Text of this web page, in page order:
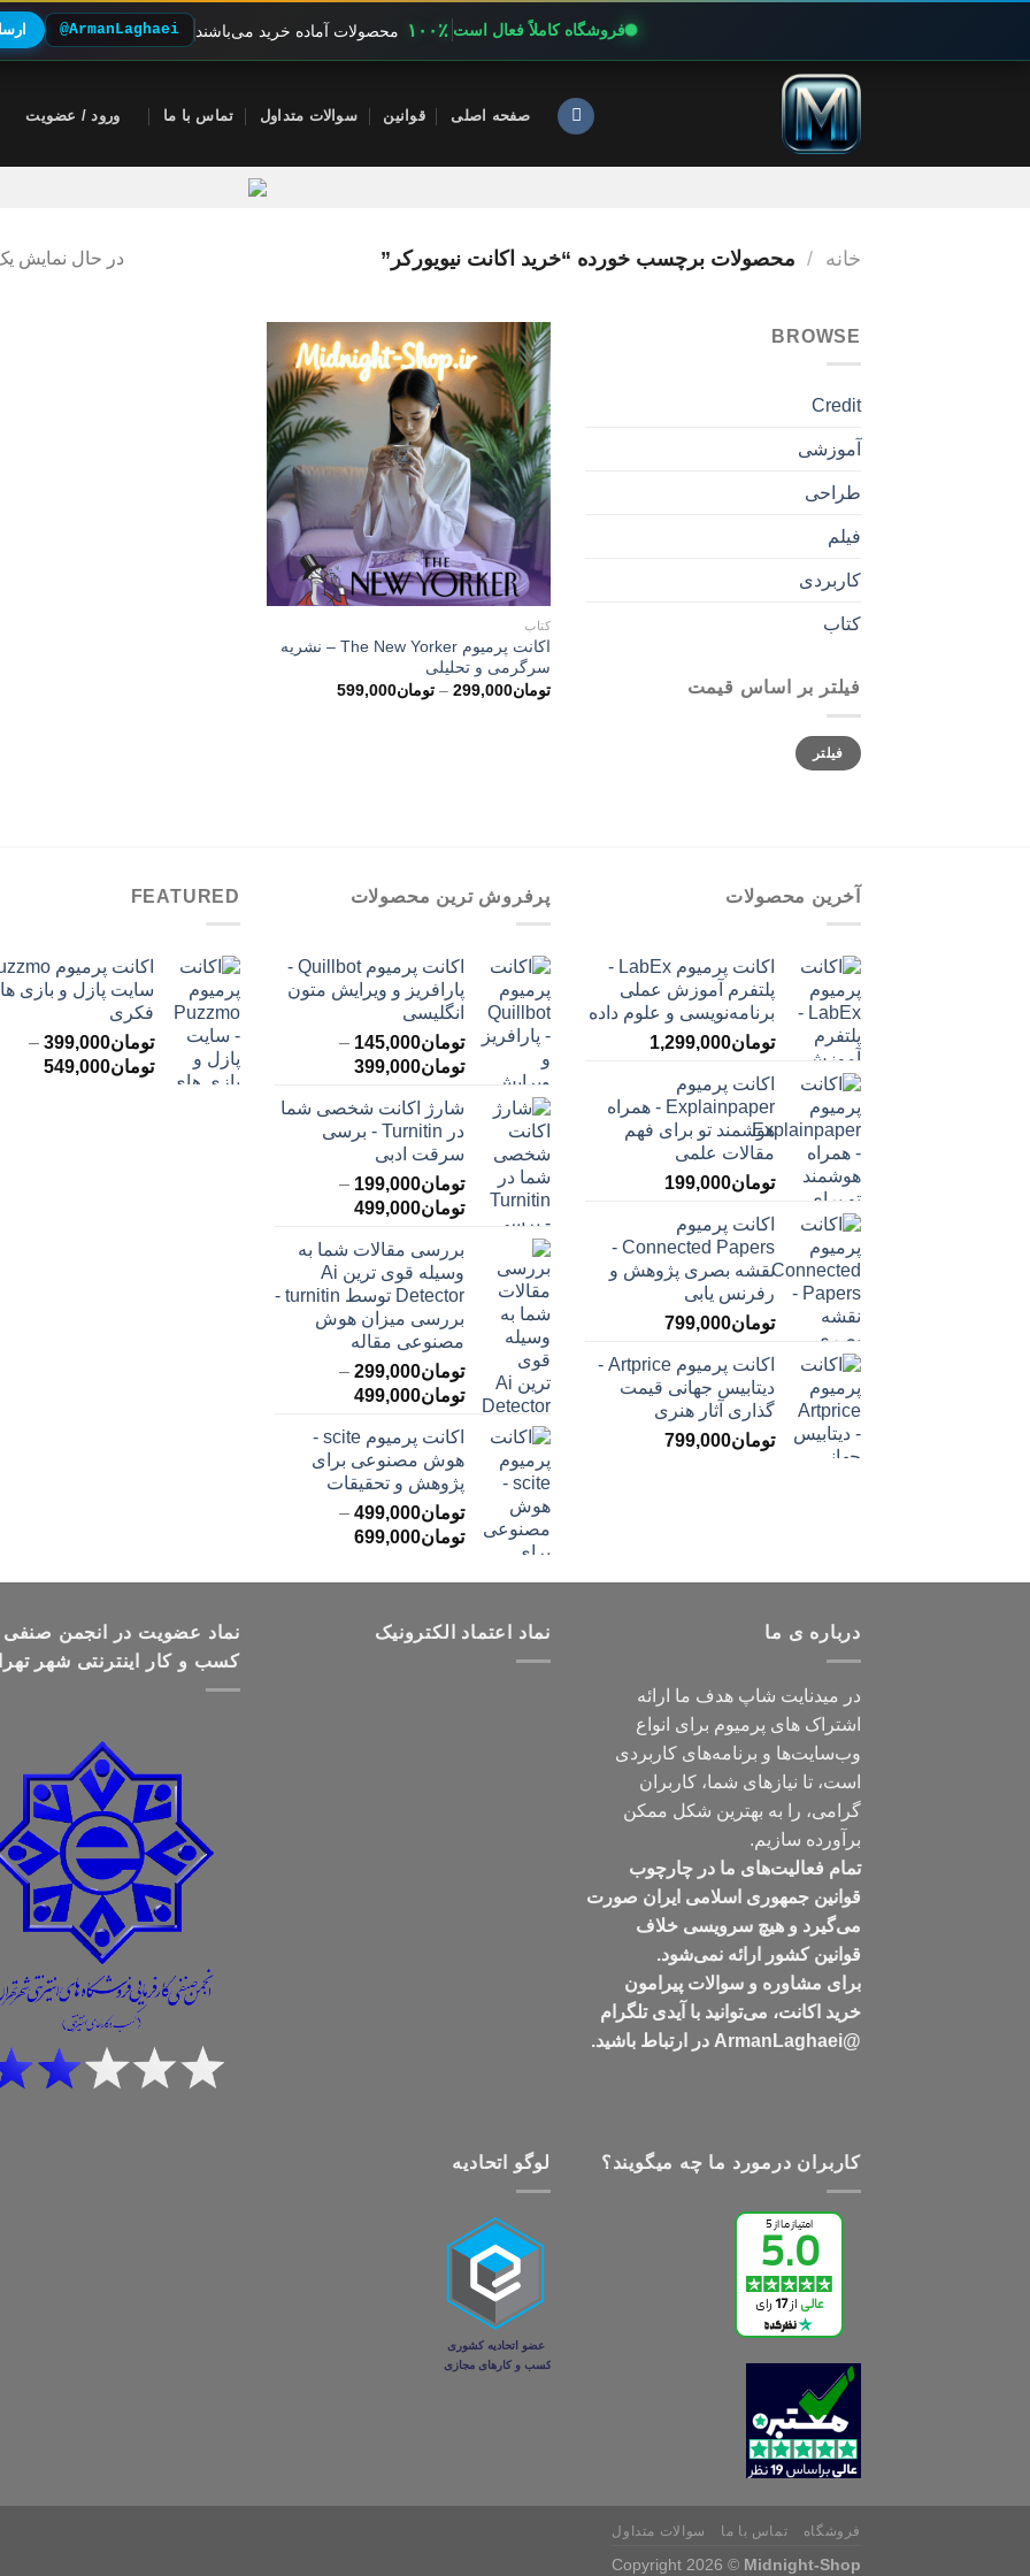
فروشگاه کاملاً فعال است ۱۰۰٪ محصولات آماده خرید می‌باشند @ArmanLaghaei
صفحه اصلی قوانین سوالات متداول تماس با ما ورود / عضویت
خانه / محصولات برچسب خورده “خرید اکانت نیویورکر” در حال نمایش
BROWSE
Credit
آموزشی
طراحی
فیلم
کاربردی
کتاب
فیلتر بر اساس قیمت
حداقل
قیمت
حداکثر
قیمت
فیلتر
کتاب
اکانت پرمیوم The New Yorker – نشریه
سرگرمی و تحلیلی
تومان299,000
– تومان599,000محدوده
آخرین محصولات
اکانت پرمیوم LabEx -
پلتفرم آموزش عملی
برنامه‌نویسی و علوم داده
تومان1,299,000
اکانت پرمیوم
Explainpaper - همراه
هوشمند تو برای فهم
مقالات علمی
تومان199,000
اکانت پرمیوم
Connected Papers -
نقشه بصری پژوهش و
رفرنس یابی
تومان799,000
اکانت پرمیوم Artprice -
دیتابیس جهانی قیمت
‌گذاری آثار هنری
تومان799,000
پرفروش ترین محصولات
اکانت پرمیوم Quillbot -
پارافریز و ویرایش متون
انگلیسی
تومان145,000
–
تومان399,000محدوده
تومان145,000
تا
شارژ اکانت شخصی شما
در Turnitin - برسی
سرقت ادبی
تومان199,000
–
تومان499,000محدوده
تومان199,000
تا
تومان499,000
بررسی مقالات شما به
وسیله قوی ترین Ai
Detector توسط turnitin -
بررسی میزان هوش
مصنوعی مقاله
تومان299,000
–
تومان499,000محدوده
تا
تومان499,000
اکانت پرمیوم scite -
هوش مصنوعی برای
پژوهش و تحقیقات
تومان499,000
–
تومان699,000محدوده
تومان499,000
FEATURED
سایت پازل و بازی
فکری
تومان399,000
–
تومان549,000
درباره ی ما
در میدنایت شاپ هدف ما ارائه
اشتراک های پرمیوم برای انواع
وب‌سایت‌ها و برنامه‌های کاربردی
است، تا نیازهای شما، کاربران
گرامی، را به بهترین شکل ممکن
برآورده سازیم.
تمام فعالیت‌های ما در چارچوب
قوانین جمهوری اسلامی ایران صورت
می‌گیرد و هیچ سرویسی خلاف
قوانین کشور ارائه نمی‌شود.
برای مشاوره و سوالات پیرامون
خرید اکانت، می‌توانید با آیدی تلگرام
@ArmanLaghaei در ارتباط باشید.
نماد اعتماد الکترونیک
نماد عضویت در انجمن صنفی
کسب و کار اینترنتی شهر
کاربران درمورد ما چه میگویند؟ لوگو اتحادیه
فروشگاه تماس با ما سوالات متداول
Copyright 2026 © Midnight-Shop